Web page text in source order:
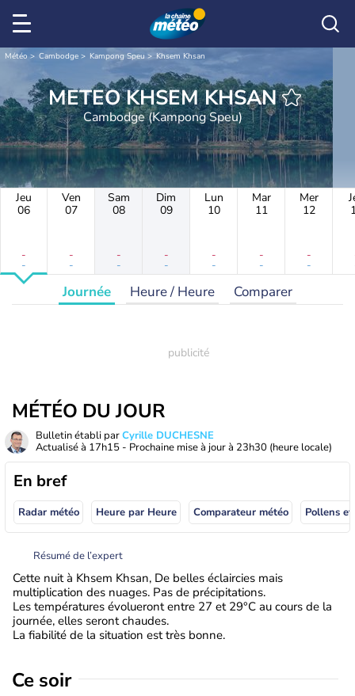
Météo Cambodge Kampong Speu Khsem Khsan
METEO KHSEM KHSAN
Cambodge (Kampong Speu)
Jeu
06
-
-
Ven
07
-
-
Sam
08
-
-
Dim
09
-
-
Lun
10
-
-
Mar
11
-
-
Mer
12
-
-
Journée Heure / Heure Comparer
MÉTÉO DU JOUR
Bulletin établi parCyrille DUCHESNE
Actualisé à 17h15 - Prochaine mise à jour à 23h30 (heure locale)
En bref
Radar météo Heure par Heure Comparateur météo Pollens
Résumé de l’expert
Cette nuit à Khsem Khsan, De belles éclaircies mais
multiplication des nuages. Pas de précipitations.
Les températures évolueront entre 27 et 29°C au cours de la
journée, elles seront chaudes.
La fiabilité de la situation est très bonne.
Ce soir